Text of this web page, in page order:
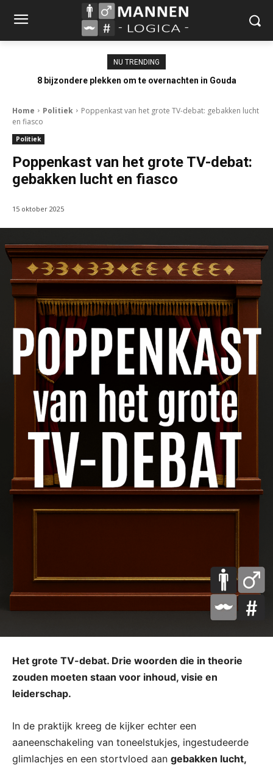
NU TRENDING
8 bijzondere plekken om te overnachten in Gouda
Home Politiek
Poppenkast van het grote TV-debat: gebakken lucht
en fiasco
Politiek
Poppenkast van het grote TV-debat:
gebakken lucht en fiasco
15 oktober 2025
Het grote TV-debat. Drie woorden die in theorie
zouden moeten staan voor inhoud, visie en
leiderschap.
In de praktijk kreeg de kijker echter een
aaneenschakeling van toneelstukjes, ingestudeerde
glimlachjes en een stortvloed aan gebakken lucht,